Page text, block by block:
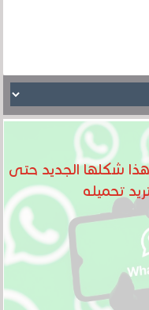
شكلها الجديد حتى
تحميله